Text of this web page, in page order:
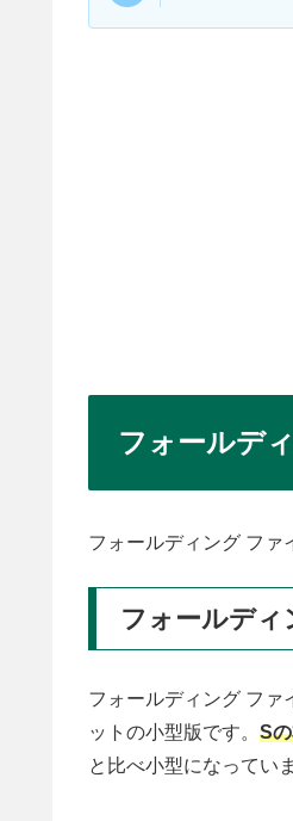
フォールデ
フォールディング ファ
フォールデ
フォールディング ファ
ットの小型版です。 S
と比べ小型になってい